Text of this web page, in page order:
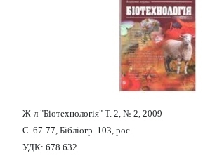
Ж-л "Біотехнологія" Т. 2, № 2, 2009
С. 67-77, Бібліогр. 103, рос.
УДК: 678.632